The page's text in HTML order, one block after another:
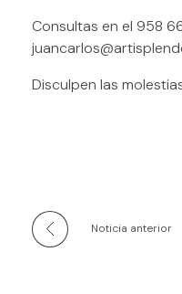
Consultas en el 958
Disculpen las
Noticia anterior